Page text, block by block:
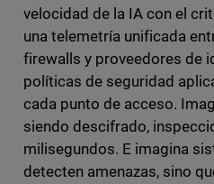
velocidad de la IA con el
una telemetría unificada
firewalls y proveedores de
políticas de seguridad
cada punto de acceso.
siendo descifrado,
milisegundos. E imagina
detecten amenazas, sino